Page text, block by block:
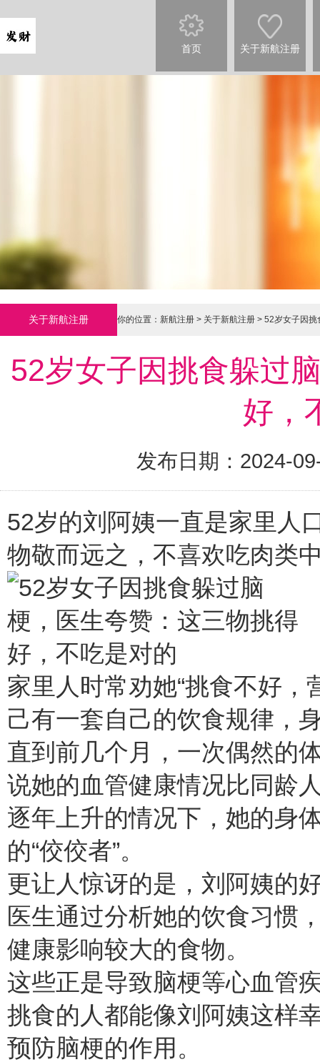
首页 关于新航注册
关于新航注册 你的位置： 新航注册 > 关于新航注册 > 52岁女子因挑
52岁女子因挑食躲过
好，
发布日期：2024-
52岁的刘阿姨一直是家里人
物敬而远之，不喜欢吃肉类
家里人时常劝她“挑食不好，
己有一套自己的饮食规律，
直到前几个月，一次偶然
说她的血管健康情况比同龄
逐年上升的情况下，她的身
的“佼佼者”。
更让人惊讶的是，刘阿姨的
医生通过分析她的饮食习惯
健康影响较大的食物。
这些正是导致脑梗等心血管
挑食的人都能像刘阿姨这样
预防脑梗的作用。